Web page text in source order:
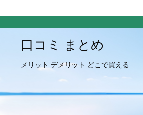
口コミ まとめ
メリット デメリット どこで買える